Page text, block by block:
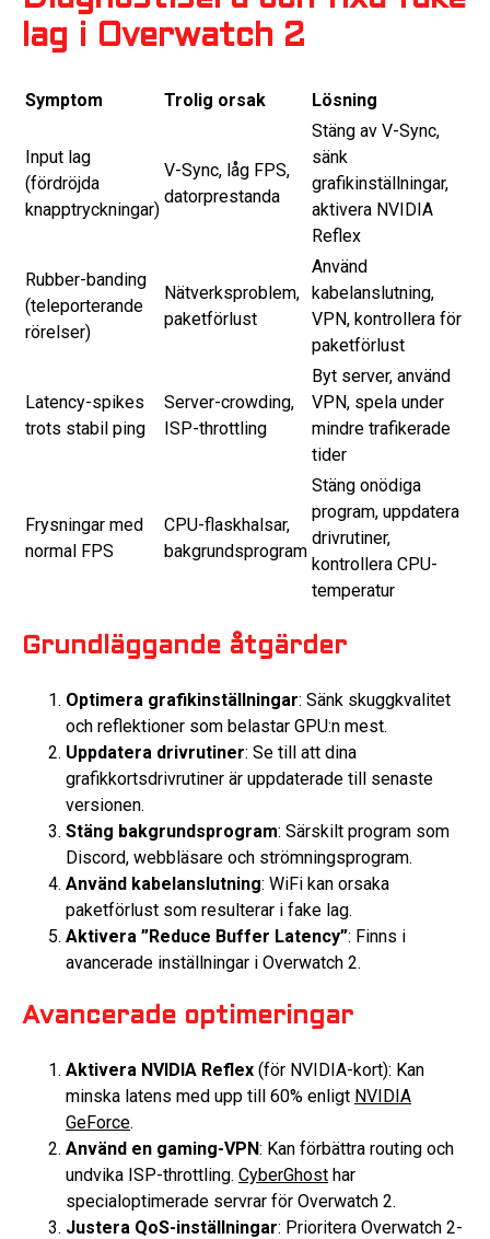
lag i Overwatch 2
Symptom Trolig orsak Lösning
Input lag
(fördröjda
knapptryckningar)
V-Sync, låg FPS,
datorprestanda
Stäng av V-Sync,
sänk
grafikinställningar,
aktivera NVIDIA
Reflex
Rubber-banding
(teleporterande
rörelser)
Nätverksproblem,
paketförlust
Använd
kabelanslutning,
VPN, kontrollera för
paketförlust
Latency-spikes
trots stabil ping
Server-crowding,
ISP-throttling
Byt server, använd
VPN, spela under
mindre trafikerade
tider
Frysningar med
normal FPS
CPU-flaskhalsar,
bakgrundsprogram
Stäng onödiga
program, uppdatera
drivrutiner,
kontrollera CPU-
temperatur
Grundläggande åtgärder
Optimera grafikinställningar: Sänk skuggkvalitet
och reflektioner som belastar GPU:n mest.
Uppdatera drivrutiner: Se till att dina
grafikkortsdrivrutiner är uppdaterade till senaste
versionen.
Stäng bakgrundsprogram: Särskilt program som
Discord, webbläsare och strömningsprogram.
Använd kabelanslutning: WiFi kan orsaka
paketförlust som resulterar i fake lag.
Aktivera ”Reduce Buffer Latency”: Finns i
avancerade inställningar i Overwatch 2.
Avancerade optimeringar
Aktivera NVIDIA Reflex (för NVIDIA-kort): Kan
minska latens med upp till 60% enligt NVIDIA
GeForce.
Använd en gaming-VPN: Kan förbättra routing och
undvika ISP-throttling. CyberGhost har
specialoptimerade servrar för Overwatch 2.
Justera QoS-inställningar: Prioritera Overwatch 2-